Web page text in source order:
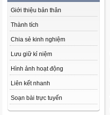
Giới thiệu bản thân
Thành tích
Chia sẻ kinh nghiệm
Lưu giữ kỉ niệm
Hình ảnh hoạt động
Liên kết nhanh
Soạn bài trực tuyến